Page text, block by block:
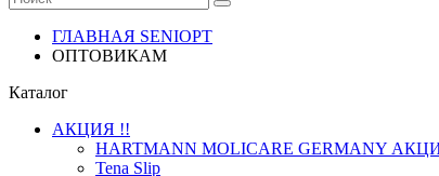
ГЛАВНАЯ SENIOPT
ОПТОВИКАМ
Каталог
АКЦИЯ !!
HARTMANN MOLICARE GERMANY
Tena Slip